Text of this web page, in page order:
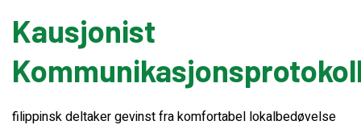
Kausjonist
filippinsk deltaker gevinst fra komfortabel lokalbedøvelse